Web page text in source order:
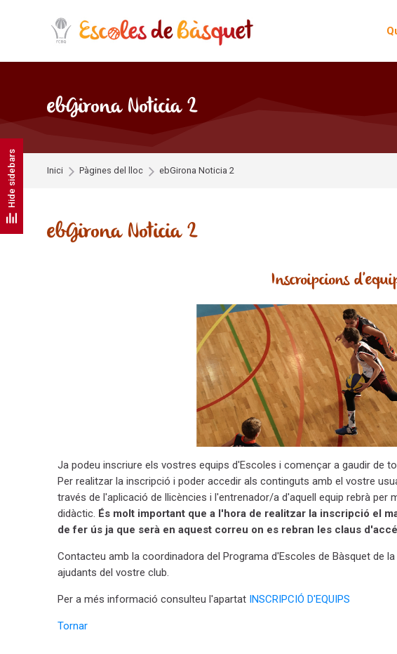
ebGirona Noticia 2
Inici Pàgines del lloc ebGirona Noticia 2
ebGirona Noticia 2
Inscroipcions
Ja podeu inscriure els vostres equips d'Escoles i començar a gaudir de
Per realitzar la inscripció i poder accedir als continguts amb el vostre
través de l'aplicació de llicències i l'entrenador/a d'aquell equip rebrà
didàctic. És molt important que a l'hora de realitzar la inscripció el
de fer ús ja que serà en aquest correu on es rebran les claus
Contacteu amb la coordinadora del Programa d'Escoles de Bàsquet de
ajudants del vostre club.
Per a més informació consulteu l'apartat INSCRIPCIÓ D'EQUIPS
Tornar
Hide sidebars